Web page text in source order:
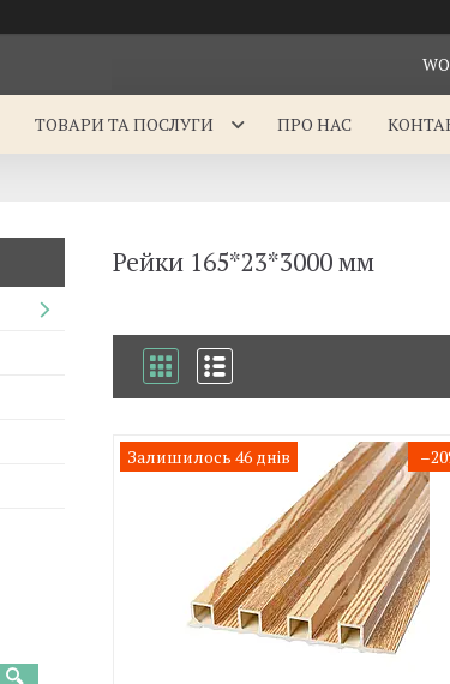
ТОВАРИ ТА ПОСЛУГИ ПРО НАС
Рейки 165*23*3000 мм
Залишилось 46 днів